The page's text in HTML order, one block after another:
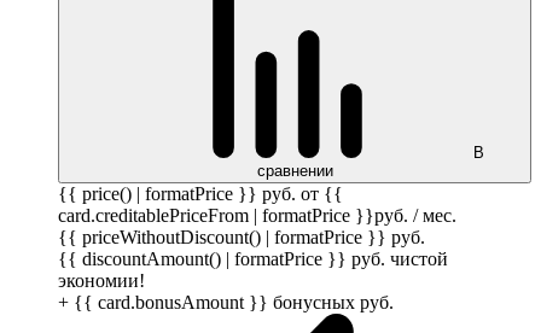
В
сравнении
{{ price() | formatPrice }} руб. от {{
card.creditablePriceFrom | formatPrice }}руб. / мес.
{{ priceWithoutDiscount() | formatPrice }} руб.
{{ discountAmount() | formatPrice }} руб. чистой
экономии!
+ {{ card.bonusAmount }} бонусных руб.